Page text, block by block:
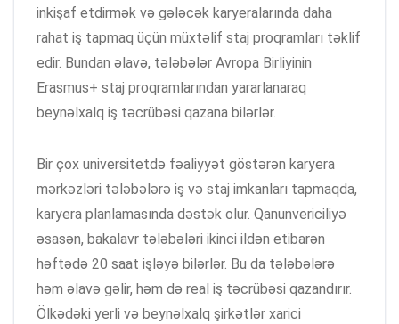
inkişaf etdirmək və gələcək karyeralarında daha
rahat iş tapmaq üçün müxtəlif staj proqramları təklif
edir. Bundan əlavə, tələbələr Avropa Birliyinin
Erasmus+ staj proqramlarından yararlanaraq
beynəlxalq iş təcrübəsi qazana bilərlər.
Bir çox universitetdə fəaliyyət göstərən karyera
mərkəzləri tələbələrə iş və staj imkanları tapmaqda,
karyera planlamasında dəstək olur. Qanunvericiliyə
əsasən, bakalavr tələbələri ikinci ildən etibarən
həftədə 20 saat işləyə bilərlər. Bu da tələbələrə
həm əlavə gəlir, həm də real iş təcrübəsi qazandırır.
Ölkədəki yerli və beynəlxalq şirkətlər xarici